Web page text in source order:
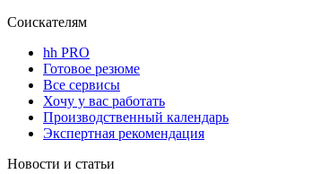
Соискателям
hh PRO
Готовое резюме
Все сервисы
Хочу у вас работать
Производственный календарь
Экспертная рекомендация
Новости и статьи